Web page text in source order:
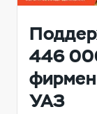
446
УАЗ